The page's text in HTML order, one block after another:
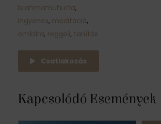
brahmamuhurta,
ingyenes, meditáció,
omkára, reggeli, tanítás
Csatlakozás
Kapcsolódó Események